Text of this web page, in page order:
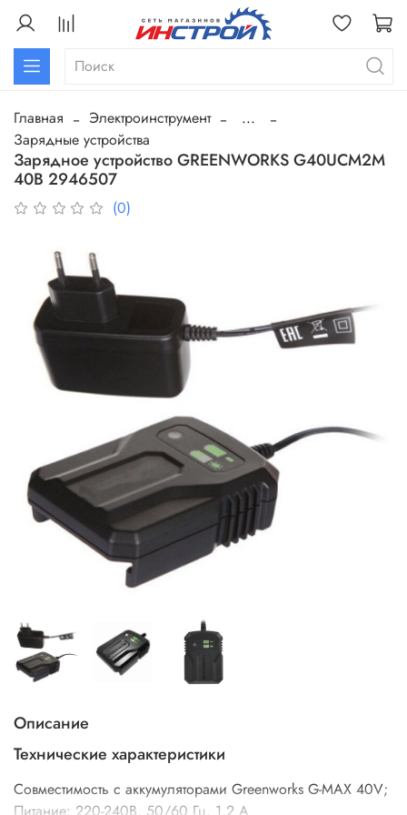
Главная Электроинструмент
...
Зарядные устройства
Зарядное устройство GREENWORKS G40UCM2M
40B 2946507
(0)
Описание
Технические характеристики
Совместимость с аккумуляторами Greenworks G-MAX 40V;